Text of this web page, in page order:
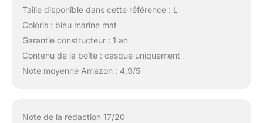
Taille disponible dans cette référence : L
Coloris : bleu marine mat
Garantie constructeur : 1 an
Contenu de la boîte : casque uniquement
Note moyenne Amazon : 4,9/5
Note de la rédaction 17/20